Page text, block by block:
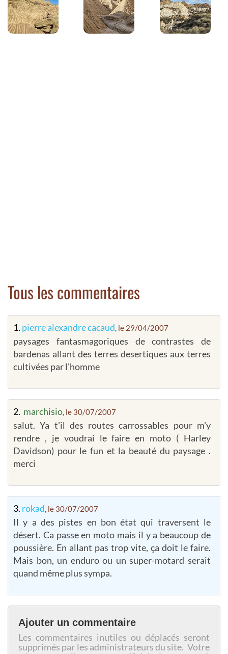
Tous les commentaires
1. pierre alexandre cacaud, le 29/04/2007
paysages fantasmagoriques de contrastes de
bardenas allant des terres desertiques aux terres
cultivées par l'homme
2. marchisio, le 30/07/2007
salut. Ya t'il des routes carrossables pour m'y
rendre , je voudrai le faire en moto ( Harley
Davidson) pour le fun et la beauté du paysage .
merci
3. rokad, le 30/07/2007
Il y a des pistes en bon état qui traversent le
désert. Ca passe en moto mais il y a beaucoup de
poussière. En allant pas trop vite, ça doit le faire.
Mais bon, un enduro ou un super-motard serait
quand même plus sympa.
Ajouter un commentaire
Les commentaires inutiles ou déplacés seront
supprimés par les administrateurs du site. Votre